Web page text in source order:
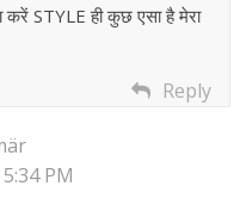
करें STYLE ही कुछ एसा है मेरा
Reply
PM